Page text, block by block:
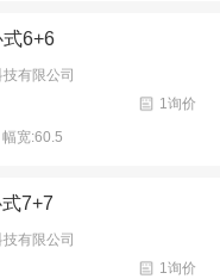
6+6
有限公司
1询价
宽:60.5
7+7
有限公司
1询价